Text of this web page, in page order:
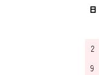
日
2
9